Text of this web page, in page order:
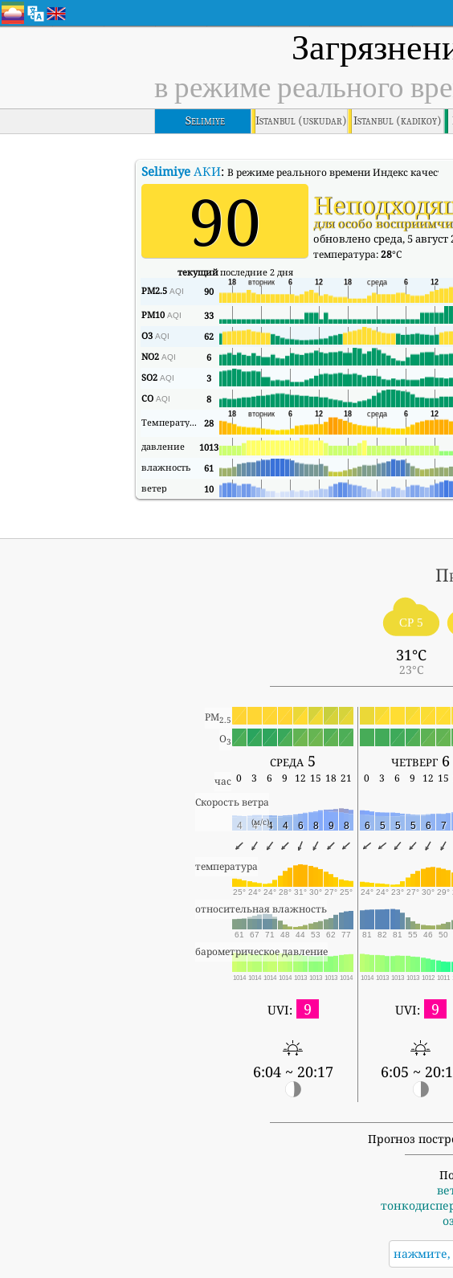
в режиме реального
Selimiye Istanbul (uskudar) Istanbul (kadikoy)
SelimiyeАКИ: В режиме реального времени Индекс качества
90 для особо
обновлено среда, 5 август
температура:28°C
текущийпоследние 2 дня
PM2.5 AQI 90
PM10 AQI 33
O3 AQI 62
NO2 AQI 6
SO2 AQI 3
CO AQI 8
Температура
28
давление
1013
влажность
61
ветер
10
СР 5
31°C
23°C
PM2.5
O3
среда 5 четверг 6
час 0 3 6 9 12 15 18 21 0 3 6 9 12 15
Скорость ветра
(м/с)
4 4 4 4 6 8 9 8 6 5 5 5 6 7
температура
25° 24° 24° 28° 31° 30° 27° 25° 24° 24° 23° 27° 30° 29°
относительная влажность
61 67 71 48 44 53 62 77 81 82 81 55 46 50
барометрическое давление
1014 1014 1014 1014 1013 1013 1013 1014 1014 1013 1013 1013 1012 1011
UVI: 9
6:04 ~ 20:17
UVI: 9
6:05 ~
Прогноз
нажмите,